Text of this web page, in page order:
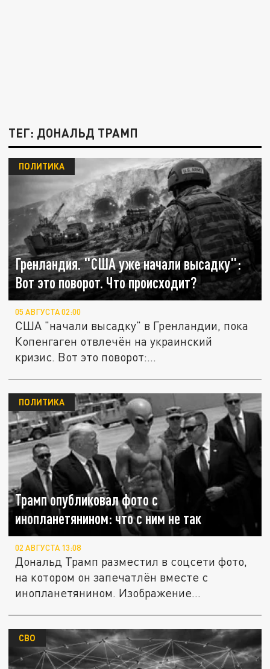
ТЕГ: ДОНАЛЬД ТРАМП
Гренландия. "США уже начали высадку":
Вот это поворот. Что происходит?
ПОЛИТИКА
05 АВГУСТА 02:00
США "начали высадку" в Гренландии, пока
Копенгаген отвлечён на украинский
кризис. Вот это поворот:...
Трамп опубликовал фото с
инопланетянином: что с ним не так
ПОЛИТИКА
02 АВГУСТА 13:08
Дональд Трамп разместил в соцсети фото,
на котором он запечатлён вместе с
инопланетянином. Изображение...
СВО